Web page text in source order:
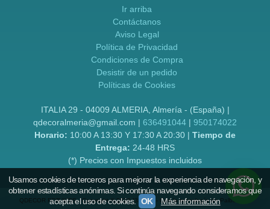
Ir arriba
Contáctanos
Aviso Legal
Política de Privacidad
Condiciones de Compra
Desistir de un pedido
Políticas de Cookies
ITALIA 29 - 04009 ALMERIA, Almería - (España) |
qdecoralmeria@gmail.com | 636491044 | 950174022
Horario: 10:00 A 13:30 Y 17:30 A 20:30 | Tiempo de
Entrega: 24-48 HRS
(*) Precios con Impuestos incluidos
QDECOR FOR KIDS- Copyright © 2026 [38760] - Con la tecnología de Palbin.com
Usamos cookies de terceros para mejorar la experiencia de navegación, y
obtener estadísticas anónimas. Si continúa navegando consideramos que
acepta el uso de cookies.
OK Más información